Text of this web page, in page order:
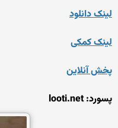
لینک دانلود
لینک کمکی
پخش آنلاین
پسورد: looti.net